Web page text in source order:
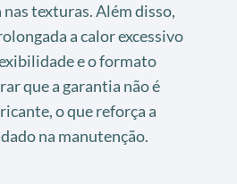
texturas. Além disso,
a calor excessivo
e o formato
que a garantia não é
o que reforça a
na manutenção.